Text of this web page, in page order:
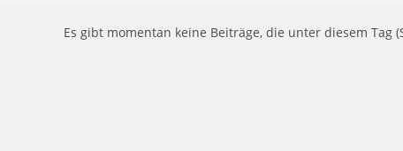
Es gibt momentan keine Beiträge, die unter diesem Tag